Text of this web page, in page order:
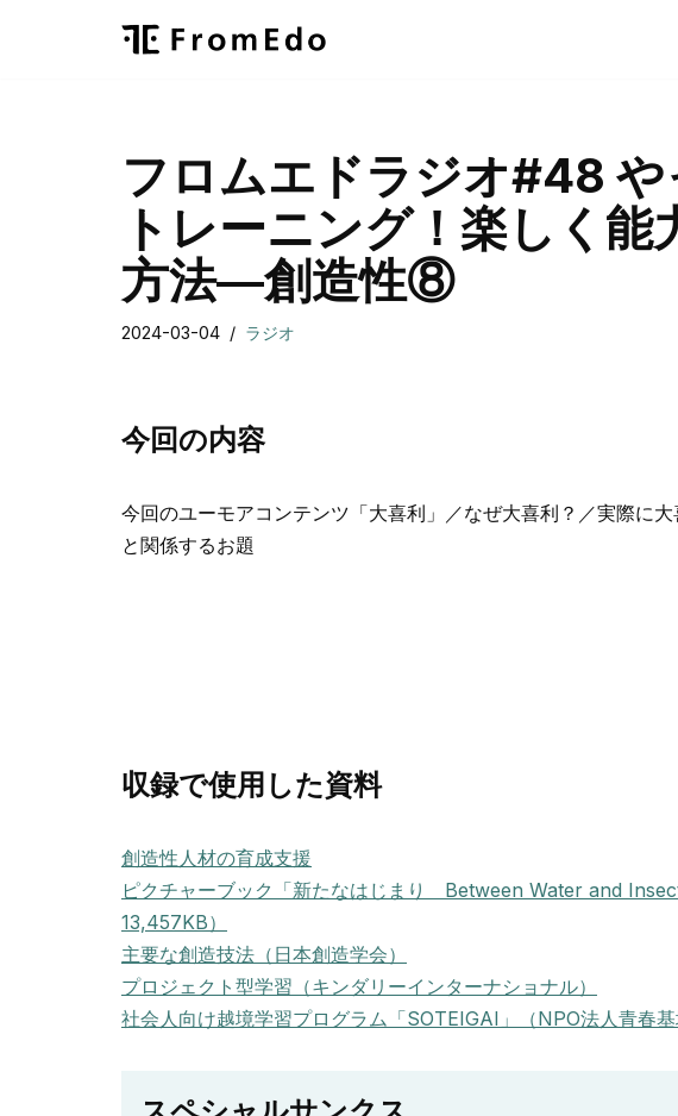
フロムエドラジオ#48
トレーニング！楽しく能
方法―創造性⑧
2024-03-04 ラジオ
今回の内容
今回のユーモアコンテンツ「大喜利」／なぜ大喜利？／実際に
と関係するお題
収録で使用した資料
創造性人材の育成支援
ピクチャーブック「新たなはじまり Between Water and
13,457KB）
主要な創造技法（日本創造学会）
プロジェクト型学習（キンダリーインターナショナル）
社会人向け越境学習プログラム「SOTEIGAI」（NPO法人青春基